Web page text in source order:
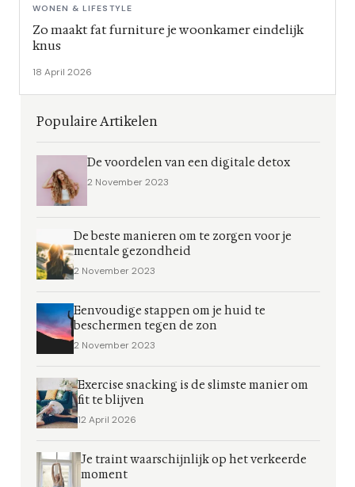
WONEN & LIFESTYLE
Zo maakt fat furniture je woonkamer eindelijk
knus
18 April 2026
Populaire Artikelen
De voordelen van een digitale detox
2 November 2023
De beste manieren om te zorgen voor je
mentale gezondheid
2 November 2023
Eenvoudige stappen om je huid te
beschermen tegen de zon
2 November 2023
Exercise snacking is de slimste manier om
fit te blijven
12 April 2026
Je traint waarschijnlijk op het verkeerde
moment